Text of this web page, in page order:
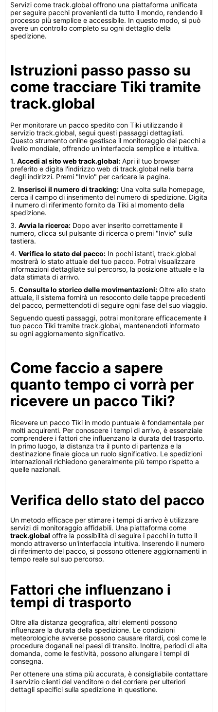
Servizi come track.global offrono una piattaforma unificata
per seguire pacchi provenienti da tutto il mondo, rendendo il
processo più semplice e accessibile. In questo modo, si può
avere un controllo completo su ogni dettaglio della
spedizione.
Istruzioni passo passo su
come tracciare Tiki tramite
track.global
Per monitorare un pacco spedito con Tiki utilizzando il
servizio track.global, segui questi passaggi dettagliati.
Questo strumento online gestisce il monitoraggio dei pacchi a
livello mondiale, offrendo un'interfaccia semplice e intuitiva.
1. Accedi al sito web track.global: Apri il tuo browser
preferito e digita l'indirizzo web di track.global nella barra
degli indirizzi. Premi "Invio" per caricare la pagina.
2. Inserisci il numero di tracking: Una volta sulla homepage,
cerca il campo di inserimento del numero di spedizione. Digita
il numero di riferimento fornito da Tiki al momento della
spedizione.
3. Avvia la ricerca: Dopo aver inserito correttamente il
numero, clicca sul pulsante di ricerca o premi "Invio" sulla
tastiera.
4. Verifica lo stato del pacco: In pochi istanti, track.global
mostrerà lo stato attuale del tuo pacco. Potrai visualizzare
informazioni dettagliate sul percorso, la posizione attuale e la
data stimata di arrivo.
5. Consulta lo storico delle movimentazioni: Oltre allo stato
attuale, il sistema fornirà un resoconto delle tappe precedenti
del pacco, permettendoti di seguire ogni fase del suo viaggio.
Seguendo questi passaggi, potrai monitorare efficacemente il
tuo pacco Tiki tramite track.global, mantenendoti informato
su ogni aggiornamento significativo.
Come faccio a sapere
quanto tempo ci vorrà per
ricevere un pacco Tiki?
Ricevere un pacco Tiki in modo puntuale è fondamentale per
molti acquirenti. Per conoscere i tempi di arrivo, è essenziale
comprendere i fattori che influenzano la durata del trasporto.
In primo luogo, la distanza tra il punto di partenza e la
destinazione finale gioca un ruolo significativo. Le spedizioni
internazionali richiedono generalmente più tempo rispetto a
quelle nazionali.
Verifica dello stato del pacco
Un metodo efficace per stimare i tempi di arrivo è utilizzare
servizi di monitoraggio affidabili. Una piattaforma come
track.global offre la possibilità di seguire i pacchi in tutto il
mondo attraverso un'interfaccia intuitiva. Inserendo il numero
di riferimento del pacco, si possono ottenere aggiornamenti in
tempo reale sul suo percorso.
Fattori che influenzano i
tempi di trasporto
Oltre alla distanza geografica, altri elementi possono
influenzare la durata della spedizione. Le condizioni
meteorologiche avverse possono causare ritardi, così come le
procedure doganali nei paesi di transito. Inoltre, periodi di alta
domanda, come le festività, possono allungare i tempi di
consegna.
Per ottenere una stima più accurata, è consigliabile contattare
il servizio clienti del venditore o del corriere per ulteriori
dettagli specifici sulla spedizione in questione.